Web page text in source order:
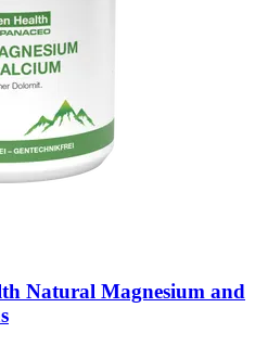
Natural Magnesium and